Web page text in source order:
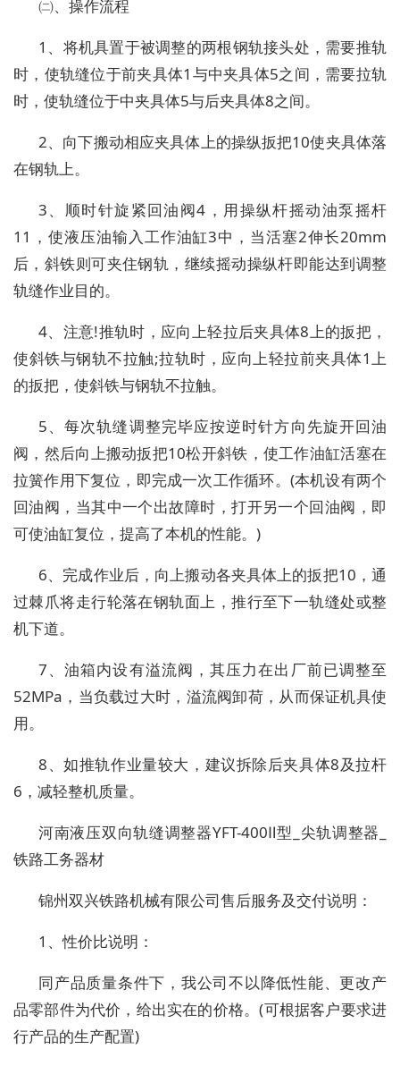
㈡、操作流程
1、将机具置于被调整的两根钢轨接头处，需要推轨
时，使轨缝位于前夹具体1与中夹具体5之间，需要拉轨
时，使轨缝位于中夹具体5与后夹具体8之间。
2、向下搬动相应夹具体上的操纵扳把10使夹具体落
在钢轨上。
3、顺时针旋紧回油阀4，用操纵杆摇动油泵摇杆
11，使液压油输入工作油缸3中，当活塞2伸长20mm
后，斜铁则可夹住钢轨，继续摇动操纵杆即能达到调整
轨缝作业目的。
4、注意!推轨时，应向上轻拉后夹具体8上的扳把，
使斜铁与钢轨不拉触;拉轨时，应向上轻拉前夹具体1上
的扳把，使斜铁与钢轨不拉触。
5、每次轨缝调整完毕应按逆时针方向先旋开回油
阀，然后向上搬动扳把10松开斜铁，使工作油缸活塞在
拉簧作用下复位，即完成一次工作循环。(本机设有两个
回油阀，当其中一个出故障时，打开另一个回油阀，即
可使油缸复位，提高了本机的性能。)
6、完成作业后，向上搬动各夹具体上的扳把10，通
过棘爪将走行轮落在钢轨面上，推行至下一轨缝处或整
机下道。
7、油箱内设有溢流阀，其压力在出厂前已调整至
52MPa，当负载过大时，溢流阀卸荷，从而保证机具使
用。
8、如推轨作业量较大，建议拆除后夹具体8及拉杆
6，减轻整机质量。
河南液压双向轨缝调整器YFT-400Ⅱ型_尖轨调整器_
铁路工务器材
锦州双兴铁路机械有限公司售后服务及交付说明：
1、性价比说明：
同产品质量条件下，我公司不以降低性能、更改产
品零部件为代价，给出实在的价格。(可根据客户要求进
行产品的生产配置)